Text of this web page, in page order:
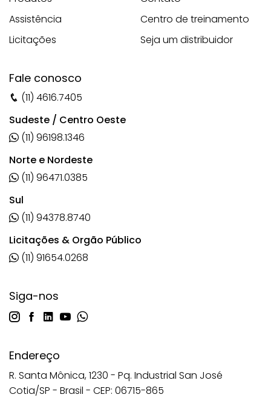
Assistência
Licitações
Centro de treinamento
Seja um distribuidor
Fale conosco
(11) 4616.7405
Sudeste / Centro Oeste
(11) 96198.1346
Norte e Nordeste
(11) 96471.0385
Sul
(11) 94378.8740
Licitações & Orgão Público
(11) 91654.0268
Siga-nos
Endereço
R. Santa Mônica, 1230 - Pq. Industrial San José
Cotia/SP - Brasil - CEP: 06715-865